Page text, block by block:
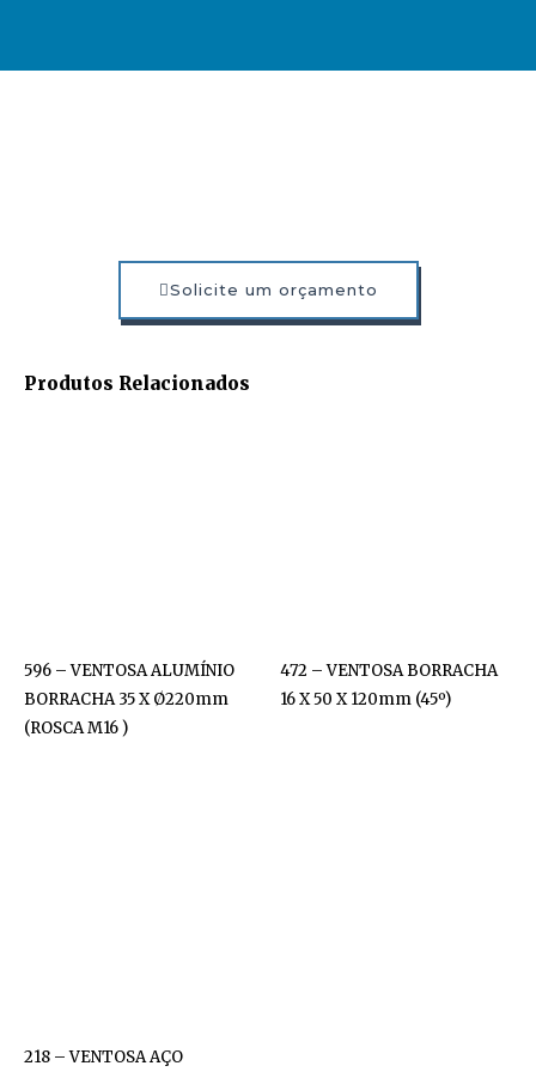
Solicite um orçamento
Produtos Relacionados
596 – VENTOSA ALUMÍNIO
BORRACHA 35 X Ø220mm
(ROSCA M16 )
472 – VENTOSA BORRACHA
16 X 50 X 120mm (45º)
218 – VENTOSA AÇO